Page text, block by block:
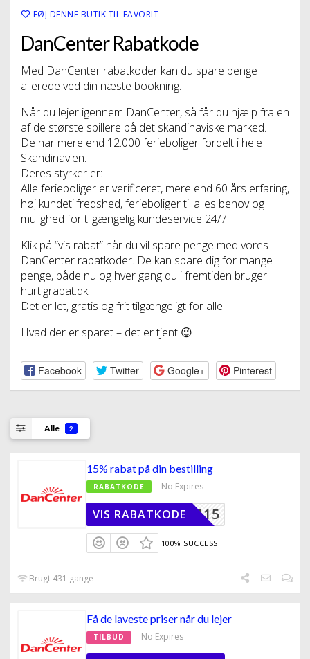
FØJ DENNE BUTIK TIL FAVORIT
DanCenter Rabatkode
Med DanCenter rabatkoder kan du spare penge
allerede ved din næste bookning.
Når du lejer igennem DanCenter, så får du hjælp fra en
af de største spillere på det skandinaviske marked.
De har mere end 12.000 ferieboliger fordelt i hele
Skandinavien.
Deres styrker er:
Alle ferieboliger er verificeret, mere end 60 års erfaring,
høj kundetilfredshed, ferieboliger til alles behov og
mulighed for tilgængelig kundeservice 24/7.
Klik på “vis rabat” når du vil spare penge med vores
DanCenter rabatkoder. De kan spare dig for mange
penge, både nu og hver gang du i fremtiden bruger
hurtigrabat.dk.
Det er let, gratis og frit tilgængeligt for alle.
Hvad der er sparet – det er tjent 😉
Facebook Twitter Google+ Pinterest
Alle 2
15% rabat på din bestilling
RABATKODE No Expires
DSUM15
VIS RABATKODE
100% SUCCESS
Brugt 431 gange
Få de laveste priser når du lejer
TILBUD No Expires